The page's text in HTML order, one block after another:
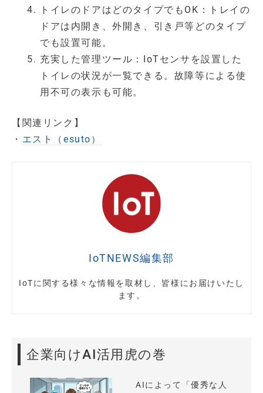
トイレのドアはどのタイプでもOK：トレイの
ドアは内開き、外開き、引き戸等どのタイプ
でも設置可能。
充実した管理ツール：IoTセンサを設置した
トイレの状況が一覧できる。故障等による使
用不可の表示も可能。
【関連リンク】
・ エスト（esuto）
IoTNEWS編集部
IoTに関する様々な情報を取材し、皆様にお届けいたし
ます。
企業向けAI活用虎の巻
AIによって「優秀な人